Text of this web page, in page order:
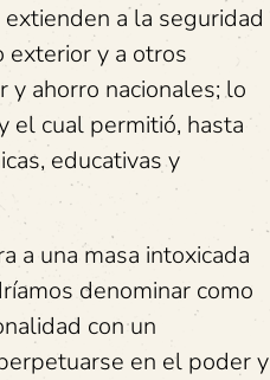
a la seguridad
exterior y a otros
y ahorro nacionales; lo
el cual permitió, hasta
educativas y
una masa intoxicada
denominar como
con un
en el poder y